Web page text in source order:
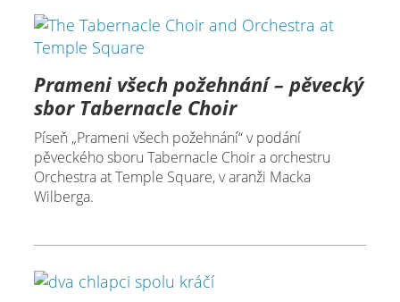
Prameni všech požehnání – pěvecký
sbor Tabernacle Choir
Píseň „Prameni všech požehnání“ v podání
pěveckého sboru Tabernacle Choir a orchestru
Orchestra at Temple Square, v aranži Macka
Wilberga.